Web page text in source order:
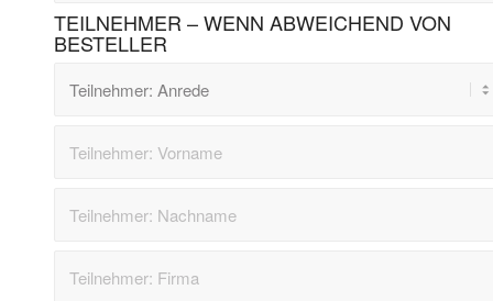
TEILNEHMER – WENN ABWEICHEND VON
BESTELLER